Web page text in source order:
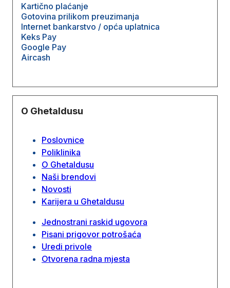
Kartično plaćanje
Gotovina prilikom preuzimanja
Internet bankarstvo / opća uplatnica
Keks Pay
Google Pay
Aircash
O Ghetaldusu
Poslovnice
Poliklinika
O Ghetaldusu
Naši brendovi
Novosti
Karijera u Ghetaldusu
Jednostrani raskid ugovora
Pisani prigovor potrošaća
Uredi privole
Otvorena radna mjesta